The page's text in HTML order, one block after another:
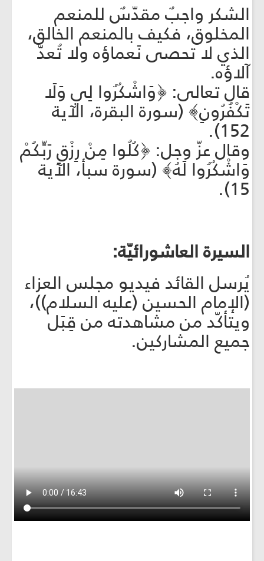
الشكر واجبٌ مقدّسٌ للمنعم
المخلوق، فكيف بالمنعم الخالق،
الذي لا تحصى نَعماؤه ولا تُعدّ
آلاؤه.
قال تعالى: ﴿وَاشْكُرُوا لِي وَلَا
تَكْفُرُونِ﴾ (سورة البقرة، الآية
152).
وقال عزّ وجل: ﴿كُلُوا مِنْ رِزْقِ رَبِّكُمْ
وَاشْكُرُوا لَهُ﴾ (سورة سبأ، الآية
15).
السيرة العاشورائيّة:
يُرسل القائد فيديو مجلس العزاء
(الإمام الحسين (عليه السلام))،
ويتأكّد من مشاهدته من قِبَل
جميع المشاركين.